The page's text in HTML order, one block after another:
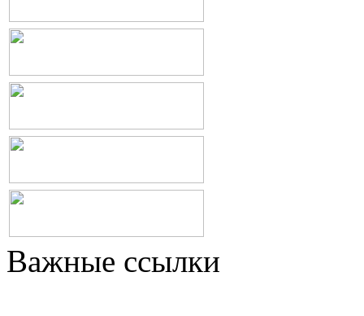
Важные ссылки